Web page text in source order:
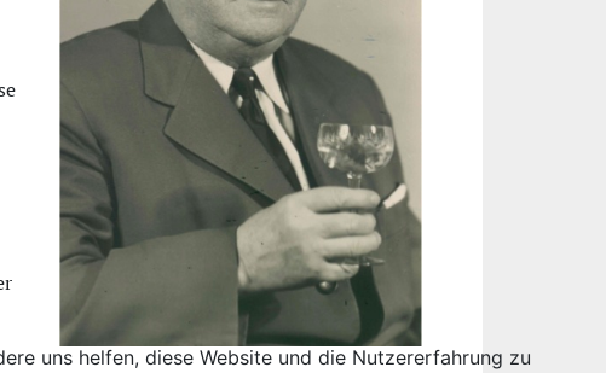
uns helfen, diese Website und die Nutzererfahrung zu